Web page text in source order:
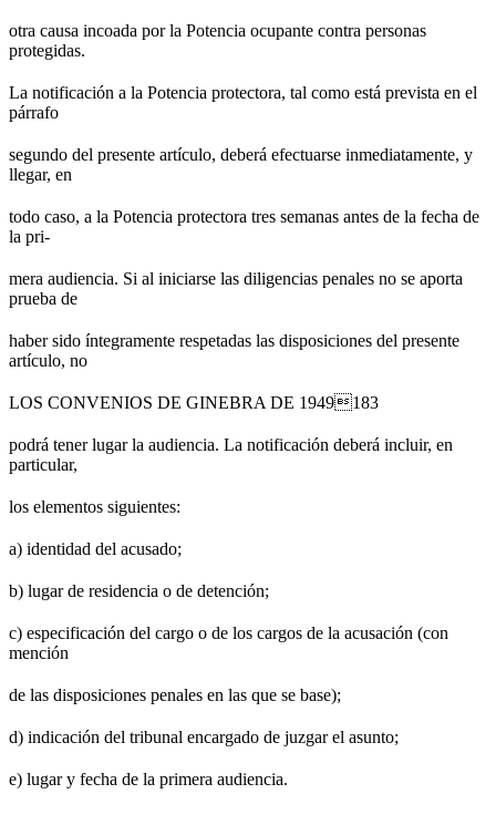
otra causa incoada por la Potencia ocupante contra personas
protegidas.
La notificación a la Potencia protectora, tal como está prevista en el
párrafo
segundo del presente artículo, deberá efectuarse inmediatamente, y
llegar, en
todo caso, a la Potencia protectora tres semanas antes de la fecha de
la pri-
mera audiencia. Si al iniciarse las diligencias penales no se aporta
prueba de
haber sido íntegramente respetadas las disposiciones del presente
artículo, no
LOS CONVENIOS DE GINEBRA DE 1949183
podrá tener lugar la audiencia. La notificación deberá incluir, en
particular,
los elementos siguientes:
a) identidad del acusado;
b) lugar de residencia o de detención;
c) especificación del cargo o de los cargos de la acusación (con
mención
de las disposiciones penales en las que se base);
d) indicación del tribunal encargado de juzgar el asunto;
e) lugar y fecha de la primera audiencia.